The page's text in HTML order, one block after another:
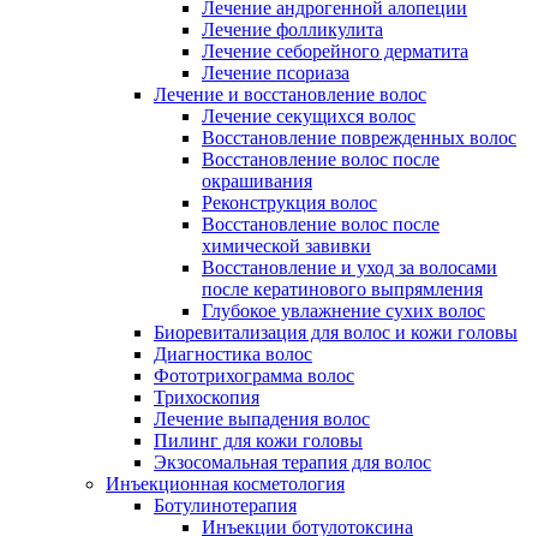
Лечение андрогенной алопеции
Лечение фолликулита
Лечение себорейного дерматита
Лечение псориаза
Лечение и восстановление волос
Лечение секущихся волос
Восстановление поврежденных волос
Восстановление волос после
окрашивания
Реконструкция волос
Восстановление волос после
химической завивки
Восстановление и уход за волосами
после кератинового выпрямления
Глубокое увлажнение сухих волос
Биоревитализация для волос и кожи головы
Диагностика волос
Фототрихограмма волос
Трихоскопия
Лечение выпадения волос
Пилинг для кожи головы
Экзосомальная терапия для волос
Инъекционная косметология
Ботулинотерапия
Инъекции ботулотоксина